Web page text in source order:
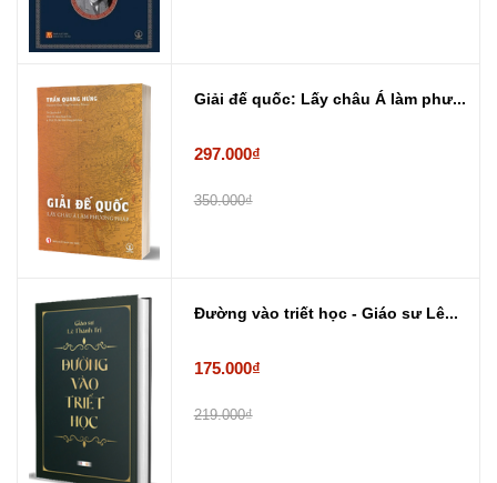
Giải đế quốc: Lấy châu Á làm phư...
297.000₫
350.000₫
Đường vào triết học - Giáo sư Lê...
175.000₫
219.000₫